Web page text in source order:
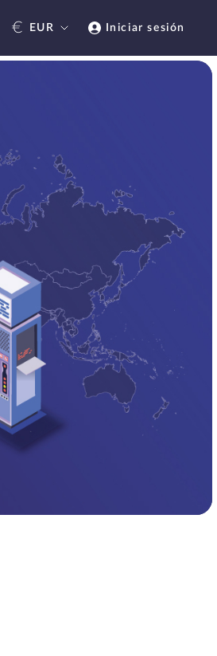
€ EUR Iniciar sesión